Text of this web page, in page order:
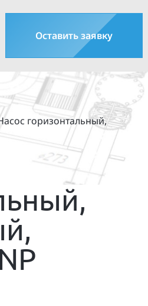
Оставить заявку
горизонтальный,